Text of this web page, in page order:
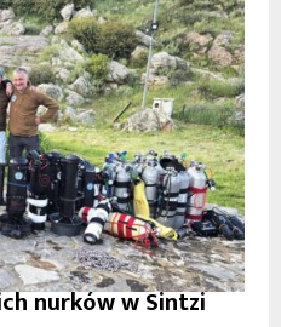
nurków w Sintzi